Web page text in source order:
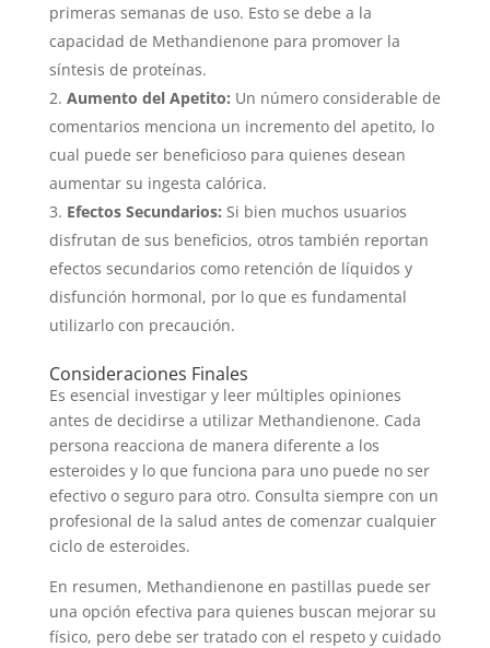
primeras semanas de uso. Esto se debe a la
capacidad de Methandienone para promover la
síntesis de proteínas.
Aumento del Apetito: Un número considerable de
comentarios menciona un incremento del apetito, lo
cual puede ser beneficioso para quienes desean
aumentar su ingesta calórica.
Efectos Secundarios: Si bien muchos usuarios
disfrutan de sus beneficios, otros también reportan
efectos secundarios como retención de líquidos y
disfunción hormonal, por lo que es fundamental
utilizarlo con precaución.
Consideraciones Finales
Es esencial investigar y leer múltiples opiniones
antes de decidirse a utilizar Methandienone. Cada
persona reacciona de manera diferente a los
esteroides y lo que funciona para uno puede no ser
efectivo o seguro para otro. Consulta siempre con un
profesional de la salud antes de comenzar cualquier
ciclo de esteroides.
En resumen, Methandienone en pastillas puede ser
una opción efectiva para quienes buscan mejorar su
físico, pero debe ser tratado con el respeto y cuidado